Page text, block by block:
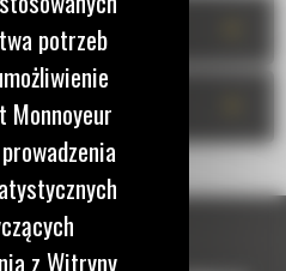
potrzeb
Monnoyeur
z Witryny